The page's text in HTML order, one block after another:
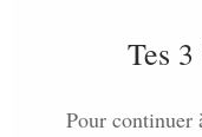
Tes
Pour continuer